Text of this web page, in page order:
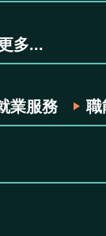
多...
業服務 職